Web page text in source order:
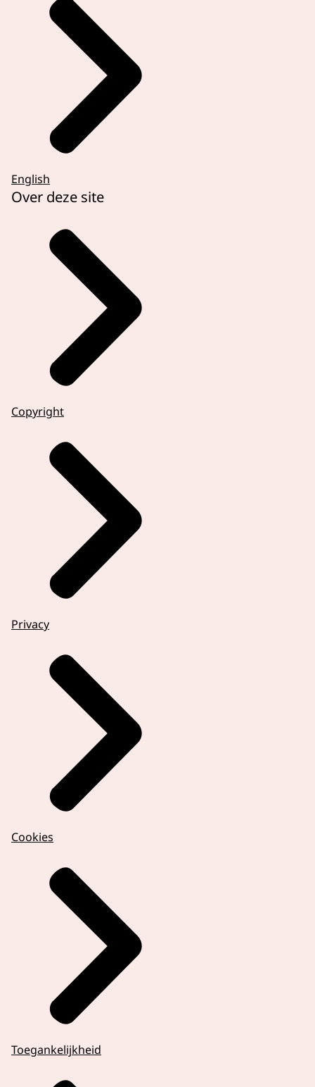
English
Over deze site
Copyright
Privacy
Cookies
Toegankelijkheid